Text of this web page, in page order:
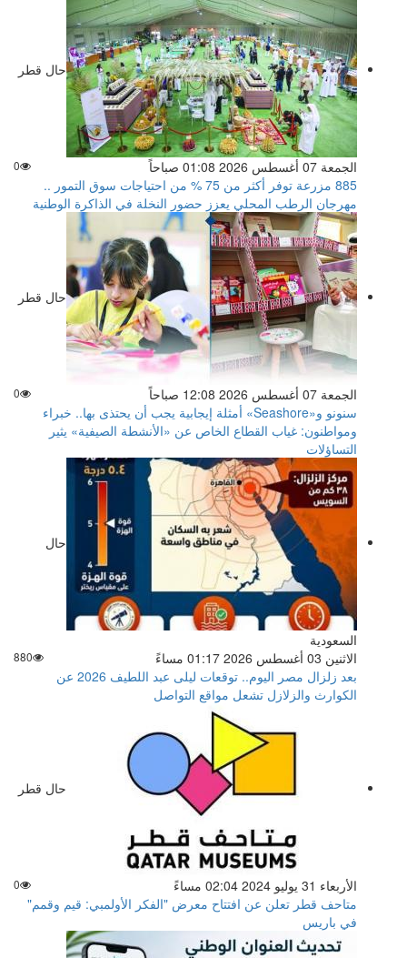
حال قطر
الجمعة 07 أغسطس 2026 01:08 صباحاً 0
885 مزرعة توفر أكثر من 75 % من احتياجات سوق التمور ..
مهرجان الرطب المحلي يعزز حضور النخلة في الذاكرة الوطنية
حال قطر
الجمعة 07 أغسطس 2026 12:08 صباحاً 0
سنونو و«Seashore» أمثلة إيجابية يجب أن يحتذى بها.. خبراء
ومواطنون: غياب القطاع الخاص عن «الأنشطة الصيفية» يثير
التساؤلات
حال
السعودية
الاثنين 03 أغسطس 2026 01:17 مساءً
880
بعد زلزال مصر اليوم.. توقعات ليلى عبد اللطيف 2026 عن
الكوارث والزلازل تشعل مواقع التواصل
حال قطر
الأربعاء 31 يوليو 2024 02:04 مساءً 0
متاحف قطر تعلن عن افتتاح معرض "الفكر الأولمبي: قيم وقمم"
في باريس